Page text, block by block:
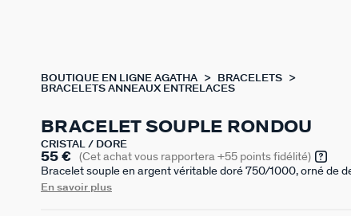
BOUTIQUE EN LIGNE AGATHA
BRACELETS
BRACELETS ANNEAUX ENTRELACES
BRACELET SOUPLE RONDOU
CRISTAL / DORÉ
55 € (Cet achat vous rapportera +55 points fidélité)
Bracelet souple en argent véritable doré 750/1000, orné de
entrelacés. Ce bijou mesure 150 mm auquel s’ajoute une
En savoir plus